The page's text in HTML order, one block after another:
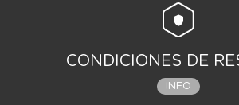
CONDICIONES DE
INFO